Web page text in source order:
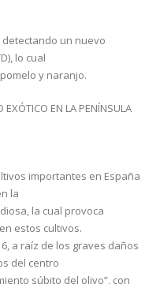
un nuevo
lo cual
y naranjo.
EXÓTICO EN LA PENÍNSULA
importantes en España
la
la cual provoca
estos cultivos.
a raíz de los graves daños
del centro
súbito del olivo”, con